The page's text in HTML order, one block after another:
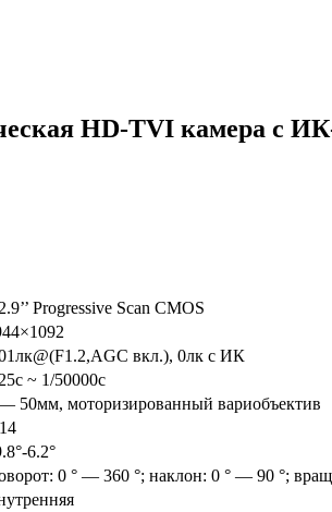
HD-TVI камера с
Progressive Scan CMOS
вкл.), 0лк с ИК
~ 1/50000с
50мм, моторизированный вариобъектив
6.2°
0 ° — 360 °; наклон: 0 ° — 90 °;